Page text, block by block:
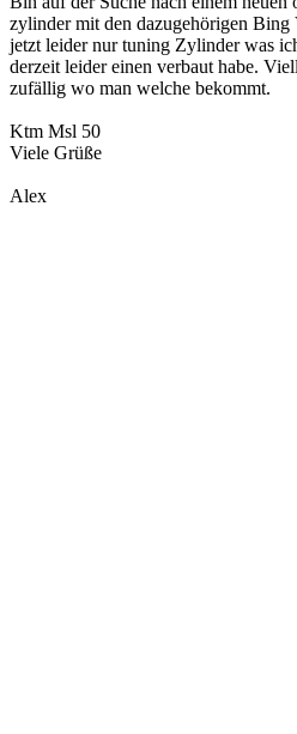
zylinder mit den dazugehörigen Bing
jetzt leider nur tuning Zylinder was
derzeit leider einen verbaut habe.
zufällig wo man welche bekommt.
Ktm Msl 50
Viele Grüße
Alex